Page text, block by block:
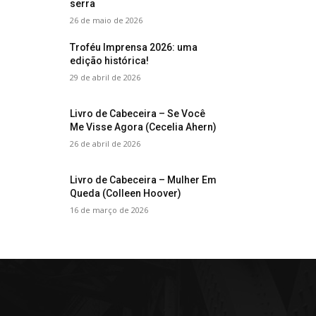
serra
26 de maio de 2026
Troféu Imprensa 2026: uma
edição histórica!
29 de abril de 2026
Livro de Cabeceira – Se Você
Me Visse Agora (Cecelia Ahern)
26 de abril de 2026
Livro de Cabeceira – Mulher Em
Queda (Colleen Hoover)
16 de março de 2026